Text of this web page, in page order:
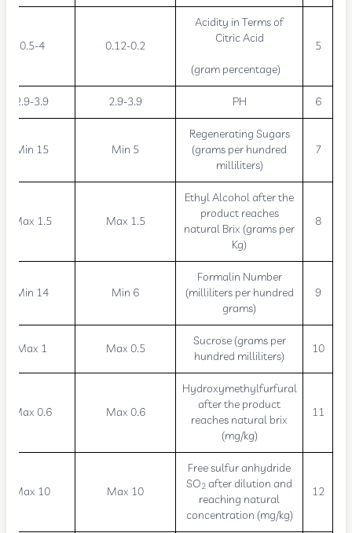
5
Acidity in Terms of
Citric Acid
(gram percentage)
0.12-0.2
0.5-4
6
PH
2.9-3.9
2.9-3.9
7
Regenerating Sugars
(grams per hundred
milliliters)
Min 5
Min 15
8
Ethyl Alcohol after the
product reaches
natural Brix (grams per
Kg)
Max 1.5
Max 1.5
9
Formalin Number
(milliliters per hundred
grams)
Min 6
Min 14
10
Sucrose (grams per
hundred milliliters)
Max 0.5
Max 1
11
Hydroxymethylfurfural
after the product
reaches natural brix
(mg/kg)
Max 0.6
Max 0.6
12
Free sulfur anhydride
SO2after dilution and
reaching natural
concentration (mg/kg)
Max 10
Max 10